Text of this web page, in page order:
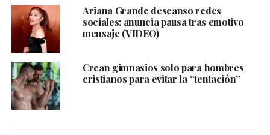
Ariana Grande descanso redes
sociales: anuncia pausa tras emotivo
mensaje (VIDEO)
Crean gimnasios solo para hombres
cristianos para evitar la “tentación”